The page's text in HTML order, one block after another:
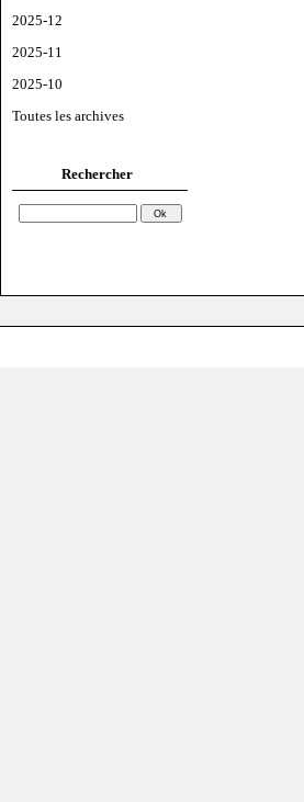
2025-12
2025-11
2025-10
Toutes les archives
Rechercher